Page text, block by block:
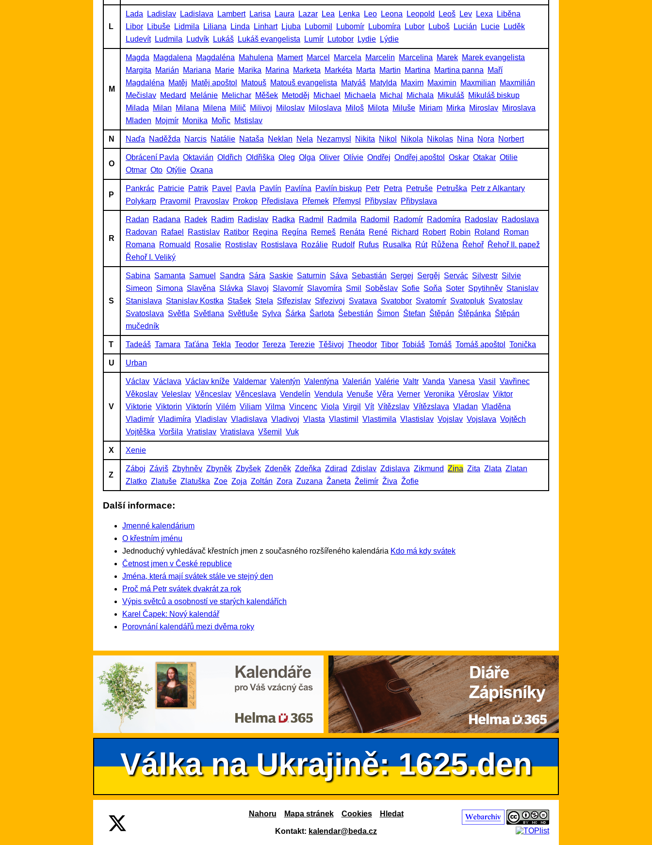
L
Lada Ladislav Ladislava Lambert Larisa Laura Lazar Lea Lenka Leo Leona Leopold Leoš Lev Lexa
Liběna
Libor
Libuše Lidmila Liliana Linda Linhart Ljuba Lubomil Lubomír Lubomíra Lubor Luboš Lucián Lucie
Luděk
Ludevít
Ludmila Ludvík Lukáš Lukáš evangelista Lumír Lutobor Lydie Lýdie
M
Magda Magdalena Magdaléna Mahulena Mamert Marcel Marcela Marcelin Marcelina Marek Marek evangelista
Margita
Marián Mariana Marie Marika Marina Marketa Markéta Marta Martin Martina Martina panna
Maří
Magdaléna
Matěj Matěj apoštol Matouš Matouš evangelista Matyáš Matylda Maxim Maximin Maxmilian
Maxmilián
Mečislav Medard Melánie Melichar Měšek Metoděj Michael Michaela Michal Michala Mikuláš Mikuláš biskup
Milada
Milan Milana Milena Milič Milivoj Miloslav Miloslava Miloš Milota Miluše Miriam Mirka Miroslav Miroslava
Mladen
Mojmír Monika Mořic Mstislav
N Naďa Naděžda Narcis Natálie Nataša Neklan Nela Nezamysl Nikita Nikol Nikola Nikolas Nina Nora Norbert
O
Obrácení Pavla Oktavián Oldřich Oldřiška Oleg Olga Oliver Olívie Ondřej Ondřej apoštol Oskar Otakar Otilie
Otmar Oto Otýlie Oxana
P
Pankrác Patricie Patrik Pavel Pavla Pavlín Pavlína Pavlín biskup Petr Petra Petruše Petruška
Petr z Alkantary
Polykarp Pravomil Pravoslav Prokop Předislava Přemek Přemysl Přibyslav Přibyslava
R
Radan Radana Radek Radim Radislav Radka Radmil Radmila Radomil Radomír Radomíra Radoslav Radoslava
Radovan
Rafael Rastislav Ratibor Regina Regína Remeš Renáta René Richard Robert Robin Roland
Roman
Romana
Romuald Rosalie Rostislav Rostislava Rozálie Rudolf Rufus Rusalka Rút Růžena Řehoř Řehoř II. papež
Řehoř I. Veliký
S
Sabina Samanta Samuel Sandra Sára Saskie Saturnin Sáva Sebastián Sergej Sergěj Servác Silvestr Silvie
Simeon Simona Slavěna Slávka Slavoj Slavomír Slavomíra Smil Soběslav Sofie Soňa Soter Spytihněv Stanislav
Stanislava Stanislav Kostka Stašek Stela Střezislav Střezivoj Svatava Svatobor Svatomír Svatopluk Svatoslav
Svatoslava Světla Světlana Světluše Sylva Šárka Šarlota Šebestián Šimon Štefan Štěpán Štěpánka Štěpán
mučedník
T Tadeáš Tamara Taťána Tekla Teodor Tereza Terezie Těšivoj Theodor Tibor Tobiáš Tomáš Tomáš apoštol Tonička
U Urban
V
Václav Václava Václav kníže Valdemar Valentýn Valentýna Valerián Valérie Valtr Vanda Vanesa Vasil
Vavřinec
Věkoslav Veleslav Věnceslav Věnceslava Vendelín Vendula Venuše Věra Verner Veronika Věroslav Viktor
Viktorie Viktorin Viktorín Vilém Viliam Vilma Vincenc Viola Virgil Vít Vítězslav Vítězslava Vladan Vladěna
Vladimír Vladimíra Vladislav Vladislava Vladivoj Vlasta Vlastimil Vlastimila Vlastislav Vojslav Vojslava Vojtěch
Vojtěška Voršila Vratislav Vratislava Všemil Vuk
X Xenie
Z
Záboj Záviš Zbyhněv Zbyněk Zbyšek Zdeněk Zdeňka Zdirad Zdislav Zdislava Zikmund Zina Zita Zlata Zlatan
Zlatko Zlatuše Zlatuška Zoe Zoja Zoltán Zora Zuzana Žaneta Želimír Živa Žofie
Další informace:
Jmenné kalendárium
O křestním jménu
Jednoduchý vyhledávač křestních jmen z současného rozšířeného kalendária Kdo má kdy svátek
Četnost jmen v České republice
Jména, která mají svátek stále ve stejný den
Proč má Petr svátek dvakrát za rok
Výpis světců a osobností ve starých kalendářích
Karel Čapek: Nový kalendář
Porovnání kalendářů mezi dvěma roky
Válka na Ukrajině: 1625.den
Nahoru Mapa stránek Cookies Hledat
Kontakt: kalendar@beda.cz